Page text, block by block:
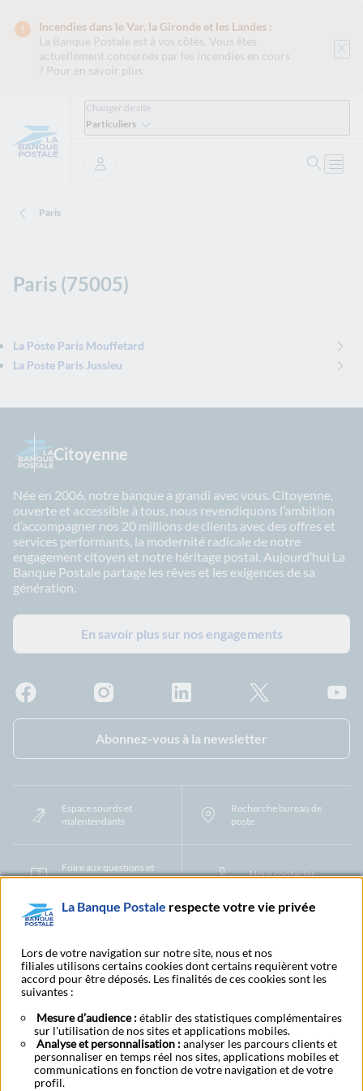
Incendies dans le Var, la Gironde et les Landes :
La Banque Postale est à vos côtés. Vous êtes
actuellement concernés par les incendies en cours
? Pour en savoir plus
Changer de site
Particuliers
Se connecter
Paris
Paris (75005)
La Poste Paris Mouffetard
La Poste Paris Jussieu
Citoyenne
Née en 2006, notre banque a grandi avec vous. Citoyenne,
ouverte et accessible à tous, nous revendiquons l’ambition
d’accompagner nos 20 millions de clients avec des offres et
services performants, la modernité radicale de notre
engagement citoyen et notre héritage postal. Aujourd’hui La
Banque Postale partage les rêves et les exigences de sa
génération.
En savoir plus sur nos engagements
Abonnez-vous à la newsletter
Espace sourds et
malentendants
Recherche bureau de
poste
Foire aux questions et
centre d'aide
Nous contacter
Protection des Données à Caractère PersonnelFiliales et partenaires
CookiesGestion des cookiesActualiser vos informations
Contestation et réclamation Coordonnées Centres Financiers
Alertes fraudes et points de vigilance Actualités réglementaires CGU
Aide navigateur et systèmes d'exploitation
Vider le cache de votre navigateurLexique Aide et accessibilité
Accessibilité – Partiellement conforme Espace candidature
BFI - Banque de Financement et d'Investissement
La Banque Postale respecte votre vie privée
Lors de votre navigation sur notre site, nous et nos
filiales utilisons certains cookies dont certains requièrent votre
accord pour être déposés. Les finalités de ces cookies sont les
suivantes :
Mesure d’audience :établir des statistiques complémentaires
sur l'utilisation de nos sites et applications mobiles.
Analyse et personnalisation :analyser les parcours clients et
personnaliser en temps réel nos sites, applications mobiles et
communications en fonction de votre navigation et de votre
profil.